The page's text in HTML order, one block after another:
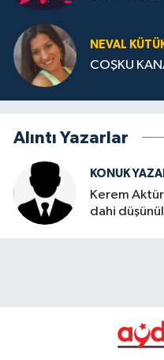
NEVAL
COŞKU
Alıntı Yazarlar
KONUK
Kerem
dahi